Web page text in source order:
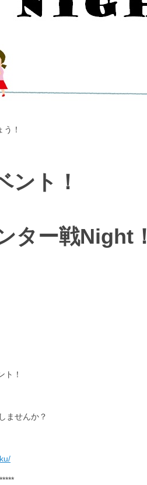
！
ント！
ター戦Night！
ト！
ませんか？